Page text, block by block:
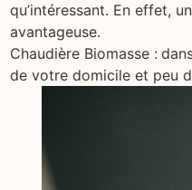
qu’intéressant. En effet,
avantageuse.
Chaudière Biomasse :
de votre domicile et peu